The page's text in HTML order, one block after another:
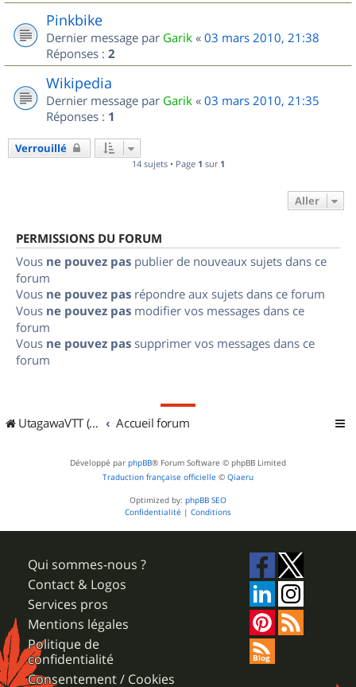
Pinkbike
Dernier message par Garik « 03 mars 2010, 21:38
Réponses : 2
Wikipedia
Dernier message par Garik « 03 mars 2010, 21:35
Réponses : 1
Verrouillé
14 sujets • Page 1 sur 1
Aller
PERMISSIONS DU FORUM
Vous ne pouvez pas publier de nouveaux sujets dans ce
forum
Vous ne pouvez pas répondre aux sujets dans ce forum
Vous ne pouvez pas modifier vos messages dans ce
forum
Vous ne pouvez pas supprimer vos messages dans ce
forum
UtagawaVTT (Randos VTT et VTTAE avec traces GPS) Accueil forum
Développé par phpBB® Forum Software © phpBB Limited
Traduction française officielle © Qiaeru
Optimized by: phpBB SEO
Confidentialité | Conditions
Qui sommes-nous ?
Contact & Logos
Services pros
Mentions légales
Politique de
confidentialité
Consentement / Cookies